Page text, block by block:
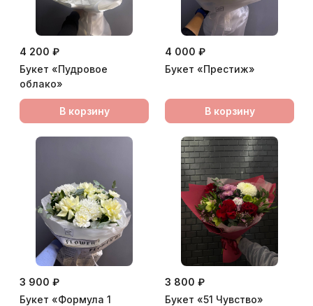
4 200 ₽
Букет «Пудровое
облако»
В корзину
4 000 ₽
Букет «Престиж»
В корзину
3 900 ₽
Букет «Формула 1
3 800 ₽
Букет «51 Чувство»